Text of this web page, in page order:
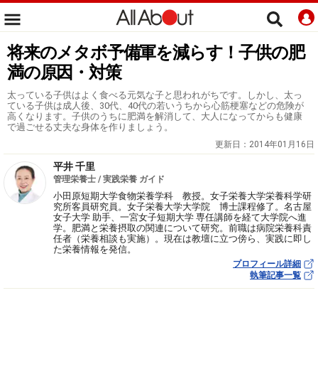
将来のメタボ予備軍を減らす！子供の肥
満の原因・対策
太っている子供はよく食べる元気な子と思われがちです。しかし、太っ
ている子供は成人後、30代、40代の若いうちから心筋梗塞などの危険が
高くなります。子供のうちに肥満を解消して、大人になってからも健康
で過ごせる丈夫な身体を作りましょう。
更新日： 2014年01月16日
平井 千里
管理栄養士 / 実践栄養 ガイド
小田原短期大学食物栄養学科 教授。女子栄養大学栄養科学研
究所客員研究員。女子栄養大学大学院 博士課程修了。名古屋
女子大学 助手、一宮女子短期大学 専任講師を経て大学院へ進
学。肥満と栄養摂取の関連について研究。前職は病院栄養科責
任者（栄養相談も実施）。現在は教壇に立つ傍ら、実践に即し
た栄養情報を発信。
プロフィール詳細
執筆記事一覧